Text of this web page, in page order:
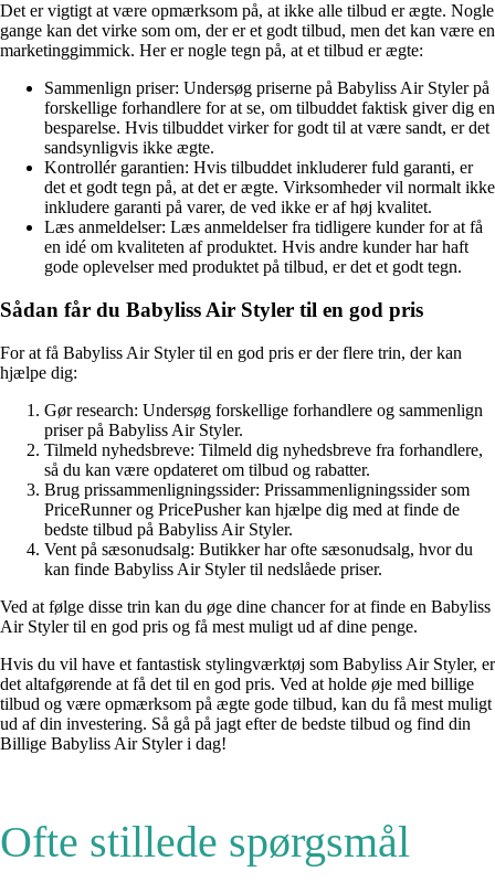
Det er vigtigt at være opmærksom på, at ikke alle tilbud er ægte. Nogle
gange kan det virke som om, der er et godt tilbud, men det kan være en
marketinggimmick. Her er nogle tegn på, at et tilbud er ægte:
Sammenlign priser: Undersøg priserne på Babyliss Air Styler på
forskellige forhandlere for at se, om tilbuddet faktisk giver dig en
besparelse. Hvis tilbuddet virker for godt til at være sandt, er det
sandsynligvis ikke ægte.
Kontrollér garantien: Hvis tilbuddet inkluderer fuld garanti, er
det et godt tegn på, at det er ægte. Virksomheder vil normalt ikke
inkludere garanti på varer, de ved ikke er af høj kvalitet.
Læs anmeldelser: Læs anmeldelser fra tidligere kunder for at få
en idé om kvaliteten af produktet. Hvis andre kunder har haft
gode oplevelser med produktet på tilbud, er det et godt tegn.
Sådan får du Babyliss Air Styler til en god pris
For at få Babyliss Air Styler til en god pris er der flere trin, der kan
hjælpe dig:
Gør research: Undersøg forskellige forhandlere og sammenlign
priser på Babyliss Air Styler.
Tilmeld nyhedsbreve: Tilmeld dig nyhedsbreve fra forhandlere,
så du kan være opdateret om tilbud og rabatter.
Brug prissammenligningssider: Prissammenligningssider som
PriceRunner og PricePusher kan hjælpe dig med at finde de
bedste tilbud på Babyliss Air Styler.
Vent på sæsonudsalg: Butikker har ofte sæsonudsalg, hvor du
kan finde Babyliss Air Styler til nedslåede priser.
Ved at følge disse trin kan du øge dine chancer for at finde en Babyliss
Air Styler til en god pris og få mest muligt ud af dine penge.
Hvis du vil have et fantastisk stylingværktøj som Babyliss Air Styler, er
det altafgørende at få det til en god pris. Ved at holde øje med billige
tilbud og være opmærksom på ægte gode tilbud, kan du få mest muligt
ud af din investering. Så gå på jagt efter de bedste tilbud og find din
Billige Babyliss Air Styler i dag!
Ofte stillede spørgsmål